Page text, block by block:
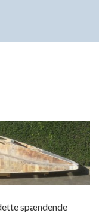
spændende